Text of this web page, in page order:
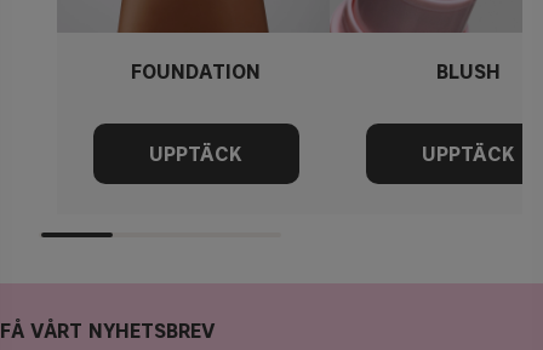
FOUNDATION BLUSH
FÅ VÅRT NYHETSBREV